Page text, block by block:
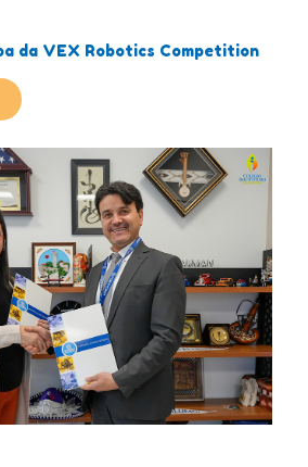
da VEX Robotics Competition